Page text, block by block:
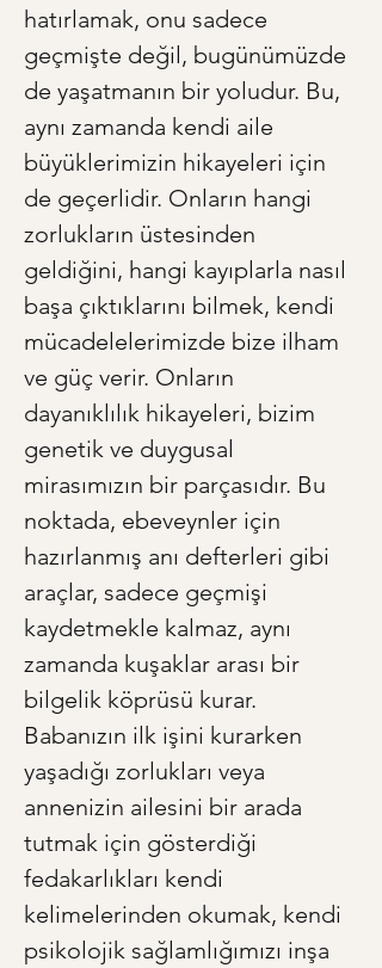
hatırlamak, onu sadece
geçmişte değil, bugünümüzde
de yaşatmanın bir yoludur. Bu,
aynı zamanda kendi aile
büyüklerimizin hikayeleri için
de geçerlidir. Onların hangi
zorlukların üstesinden
geldiğini, hangi kayıplarla nasıl
başa çıktıklarını bilmek, kendi
mücadelelerimizde bize ilham
ve güç verir. Onların
dayanıklılık hikayeleri, bizim
genetik ve duygusal
mirasımızın bir parçasıdır. Bu
noktada, ebeveynler için
hazırlanmış anı defterleri gibi
araçlar, sadece geçmişi
kaydetmekle kalmaz, aynı
zamanda kuşaklar arası bir
bilgelik köprüsü kurar.
Babanızın ilk işini kurarken
yaşadığı zorlukları veya
annenizin ailesini bir arada
tutmak için gösterdiği
fedakarlıkları kendi
kelimelerinden okumak, kendi
psikolojik sağlamlığımızı inşa